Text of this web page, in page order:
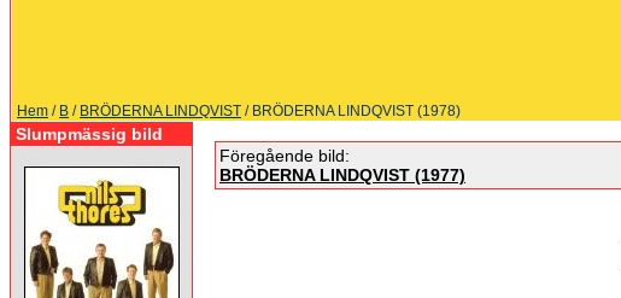
Hem / B / BRÖDERNA LINDQVIST / BRÖDERNA LINDQVIST (1978)
Slumpmässig bild
Föregående bild:
BRÖDERNA LINDQVIST (1977)